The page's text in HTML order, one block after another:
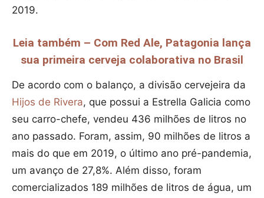
2019.
Leia também – Com Red Ale, Patagonia lança
sua primeira cerveja colaborativa no Brasil
De acordo com o balanço, a divisão cervejeira da
Hijos de Rivera, que possui a Estrella Galicia como
seu carro-chefe, vendeu 436 milhões de litros no
ano passado. Foram, assim, 90 milhões de litros a
mais do que em 2019, o último ano pré-pandemia,
um avanço de 27,8%. Além disso, foram
comercializados 189 milhões de litros de água, um